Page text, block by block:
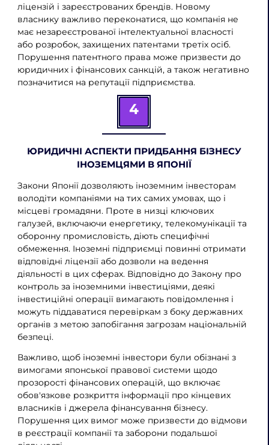
ліцензій і зареєстрованих брендів. Новому
власнику важливо переконатися, що компанія не
має незареєстрованої інтелектуальної власності
або розробок, захищених патентами третіх осіб.
Порушення патентного права може призвести до
юридичних і фінансових санкцій, а також негативно
позначитися на репутації підприємства.
4
ЮРИДИЧНІ АСПЕКТИ ПРИДБАННЯ БІЗНЕСУ
ІНОЗЕМЦЯМИ В ЯПОНІЇ
Закони Японії дозволяють іноземним інвесторам
володіти компаніями на тих самих умовах, що і
місцеві громадяни. Проте в низці ключових
галузей, включаючи енергетику, телекомунікації та
оборонну промисловість, діють специфічні
обмеження. Іноземні підприємці повинні отримати
відповідні ліцензії або дозволи на ведення
діяльності в цих сферах. Відповідно до Закону про
контроль за іноземними інвестиціями, деякі
інвестиційні операції вимагають повідомлення і
можуть піддаватися перевіркам з боку державних
органів з метою запобігання загрозам національній
безпеці.
Важливо, щоб іноземні інвестори були обізнані з
вимогами японської правової системи щодо
прозорості фінансових операцій, що включає
обов'язкове розкриття інформації про кінцевих
власників і джерела фінансування бізнесу.
Порушення цих вимог може призвести до відмови
в реєстрації компанії та заборони подальшої